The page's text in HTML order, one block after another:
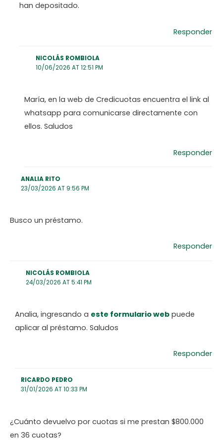
han depositado.
Responder
NICOLÁS ROMBIOLA
10/06/2026 AT 12:51 PM
María, en la web de Credicuotas encuentra el link al
whatsapp para comunicarse directamente con
ellos. Saludos
Responder
ANALIA RITO
23/03/2026 AT 9:56 PM
Busco un préstamo.
Responder
NICOLÁS ROMBIOLA
24/03/2026 AT 5:41 PM
Analia, ingresando a este formulario webpuede
aplicar al préstamo. Saludos
Responder
RICARDO PEDRO
31/01/2026 AT 10:33 PM
¿Cuánto devuelvo por cuotas si me prestan $800.000
en 36 cuotas?